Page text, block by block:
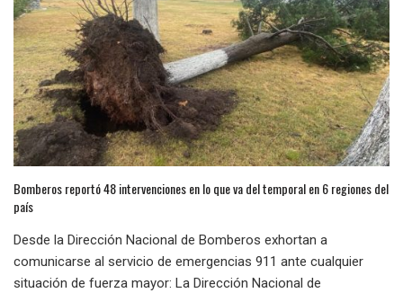
Bomberos reportó 48 intervenciones en lo que va del temporal en 6 regiones del
país
Desde la Dirección Nacional de Bomberos exhortan a
comunicarse al servicio de emergencias 911 ante cualquier
situación de fuerza mayor: La Dirección Nacional de